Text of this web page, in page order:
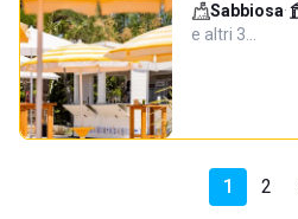
Sabbiosa·
e altri 3…
1 2